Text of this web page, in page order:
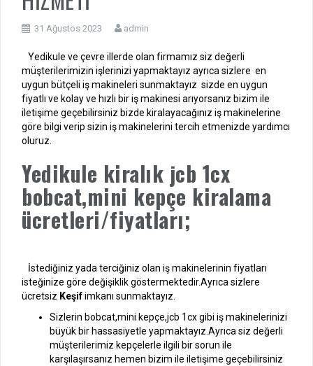
31 Ağustos 2023 admin
Yedikule ve çevre illerde olan firmamız siz değerli
müşterilerimizin işlerinizi yapmaktayız ayrıca sizlere en
uygun bütçeli iş makineleri sunmaktayız sizde en uygun
fiyatlı ve kolay ve hızlı bir iş makinesi arıyorsanız bizim ile
iletişime geçebilirsiniz bizde kiralayacağınız iş makinelerine
göre bilgi verip sizin iş makinelerini tercih etmenizde yardımcı
oluruz.
Yedikule kiralık jcb 1cx
bobcat,mini kepçe kiralama
ücretleri/fiyatları;
İstediğiniz yada terciğiniz olan iş makinelerinin fiyatları
isteğinize göre değişiklik göstermektedir.Ayrıca sizlere
ücretsiz Keşifimkanı sunmaktayız.
Sizlerin bobcat,mini kepçe,jcb 1cx gibi iş makinelerinizi
büyük bir hassasiyetle yapmaktayız.Ayrıca siz değerli
müşterilerimiz kepçelerle ilgili bir sorun ile
karşılaşırsanız hemen bizim ile iletişime geçebilirsiniz